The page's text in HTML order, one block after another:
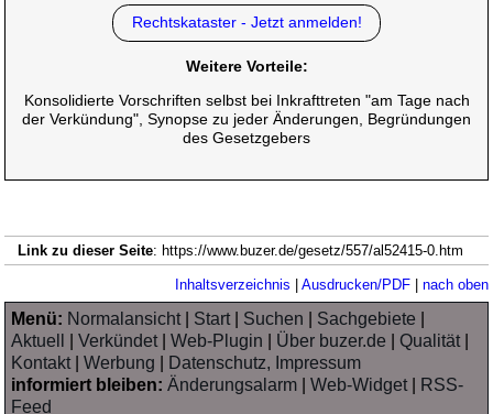
Rechtskataster - Jetzt anmelden!
Weitere Vorteile:
Konsolidierte Vorschriften selbst bei Inkrafttreten "am Tage nach
der Verkündung", Synopse zu jeder Änderungen, Begründungen
des Gesetzgebers
Link zu dieser Seite: https://www.buzer.de/gesetz/557/al52415-0.htm
Inhaltsverzeichnis Ausdrucken/PDF| nach oben
Menü: Normalansicht| Start| Suchen Sachgebiete
Aktuell
|Verkündet|Web-Plugin Über buzer.de |Qualität|
Kontakt|Werbung
Datenschutz, Impressum
informiert bleiben: Änderungsalarm |Web-Widget|
RSS-
Feed